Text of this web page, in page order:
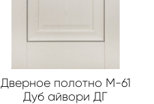
Дверное полотно М-61
Дуб айвори ДГ